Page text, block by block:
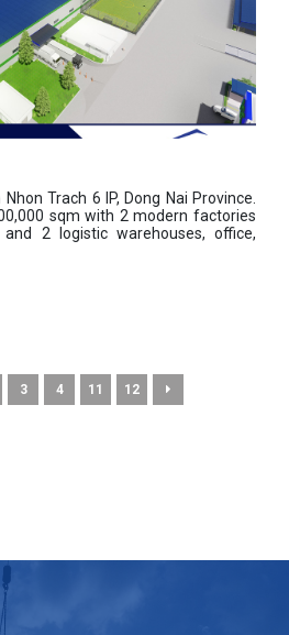
Trach 6 IP, Dong Nai Province.
sqm with 2 modern factories
2 logistic warehouses, office,
3 4 11 12